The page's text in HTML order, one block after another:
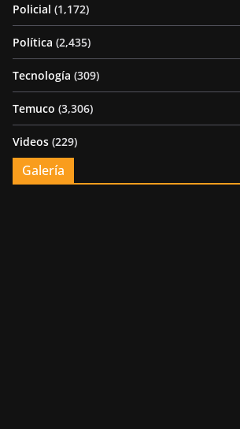
Policial (1,172)
Política (2,435)
Tecnología (309)
Temuco (3,306)
Videos (229)
Galería